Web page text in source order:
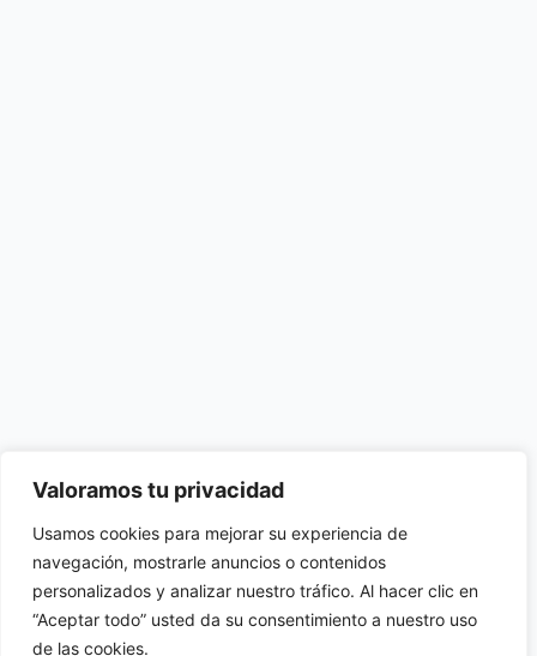
Valoramos tu privacidad
Usamos cookies para mejorar su experiencia de
navegación, mostrarle anuncios o contenidos
personalizados y analizar nuestro tráfico. Al hacer clic en
“Aceptar todo” usted da su consentimiento a nuestro uso
de las cookies.